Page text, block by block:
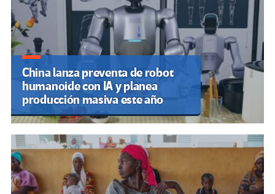
China lanza preventa de robot
humanoide con IA y planea
producción masiva este año